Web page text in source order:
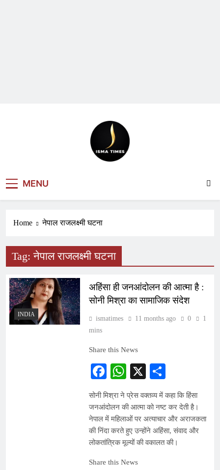
MENU
Home नेपाल राजलक्ष्मी घटना
Tag:नेपाल राजलक्ष्मी घटना
INDIA
अहिंसा ही जनआंदोलन की आत्मा है :
सोनी मिश्रा का सामाजिक संदेश
ismatimes 11 months ago 0
1
mins
Share this News
Facebook
WhatsApp
X
सोनी मिश्रा ने प्रेस वक्तव्य में कहा कि हिंसा
जनआंदोलन की आत्मा को नष्ट कर देती है।
नेपाल में महिलाओं पर अत्याचार और अराजकता
की निंदा करते हुए उन्होंने अहिंसा, संवाद और
लोकतांत्रिक मूल्यों की वकालत की।
Share this News